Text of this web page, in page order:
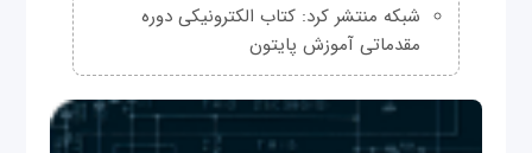
شبکه منتشر کرد: کتاب الکترونیکی دوره
مقدماتی آموزش پایتون